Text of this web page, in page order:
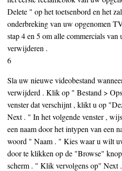
Delete " op het toetsenbord en het
onderbreking van uw opgenomen
stap 4 en 5 om alle commercials
verwijderen .
6
Sla uw nieuwe videobestand
verwijderd . Klik op " Bestand >
venster dat verschijnt , klikt u op
Next . " In het volgende venster ,
een naam door het intypen van een
woord " Naam . " Kies waar u wilt
door te klikken op de "Browse"
scherm . " Klik vervolgens op" Next